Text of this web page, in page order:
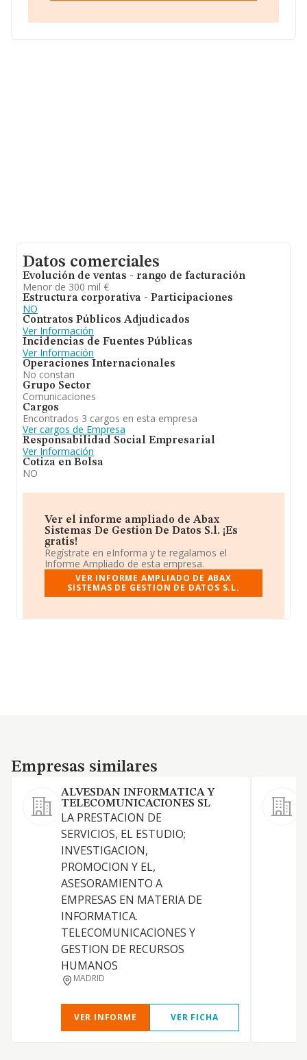
de 762 mil euros. Teniendo en cuenta la información
Datos comerciales
Evolución de ventas - rango de facturación
Menor de 300 mil €
Estructura corporativa - Participaciones
NO
Contratos Públicos Adjudicados
Ver Información
Incidencias de Fuentes Públicas
Ver Información
Operaciones Internacionales
No constan
Grupo Sector
Comunicaciones
Cargos
Encontrados 3 cargos en esta empresa
Ver cargos de Empresa
Responsabilidad Social Empresarial
Ver Información
Cotiza en Bolsa
NO
Ver el informe ampliado de Abax
Sistemas De Gestion De Datos S.l. ¡Es
gratis!
Regístrate en eInforma y te regalamos el
Informe Ampliado de esta empresa.
VER INFORME AMPLIADO DE ABAX
SISTEMAS DE GESTION DE DATOS S.L.
Empresas similares
Empresas similares
ALVESDAN INFORMATICA Y
TELECOMUNICACIONES SL
LA PRESTACION DE
SERVICIOS, EL ESTUDIO;
INVESTIGACION,
PROMOCION Y EL,
ASESORAMIENTO A
EMPRESAS EN MATERIA DE
INFORMATICA.
TELECOMUNICACIONES Y
GESTION DE RECURSOS
HUMANOS
MADRID
VER INFORME VER FICHA